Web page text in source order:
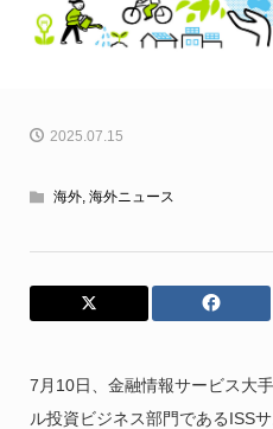
2025.07.15
海外, 海外ニュース
7月10日、金融情報サービス大
ル投資ビジネス部門であるISS